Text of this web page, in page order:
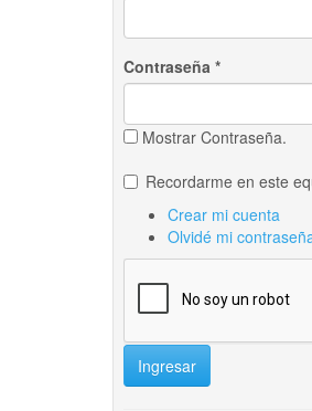
Contraseña *
Mostrar Contraseña.
Recordarme en este
Crear mi cuenta
Olvidé mi
Ingresar